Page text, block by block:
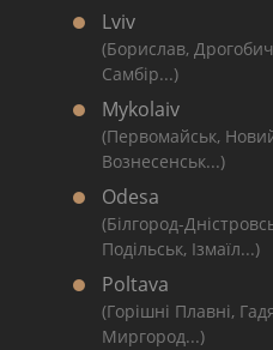
Lviv
(Борислав,
Самбір...)
Mykolaiv
(Первомайськ,
Вознесенськ...)
Odesa
(Білгород-
Подільськ, Ізмаїл...)
Poltava
(Горішні Плавні,
Миргород...)